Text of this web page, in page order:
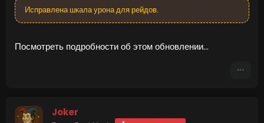
Исправлена шкала урона для рейдов.
Посмотреть подробности об этом обновлении...
Joker